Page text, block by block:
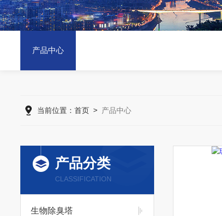
产品中心
当前位置： 首页> 产品中心
产品分类
CLASSIFICATION
生物除臭塔